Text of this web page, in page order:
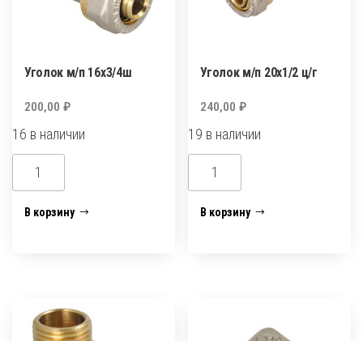
Уголок м/п 16х3/4ш
200,00 ₽
16 в наличии
Количество
товара
Уголок
В корзину
Уголок м/п 20х1/2 ц/г
240,00₽
19 в наличии
Количество
товара
Уголок
В корзину